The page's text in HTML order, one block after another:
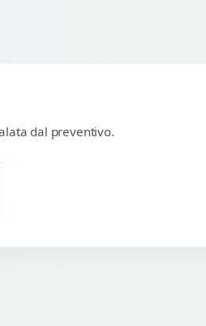
dal preventivo.